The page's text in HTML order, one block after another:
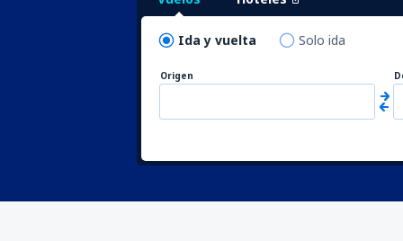
Ida y vuelta Solo ida
Origen